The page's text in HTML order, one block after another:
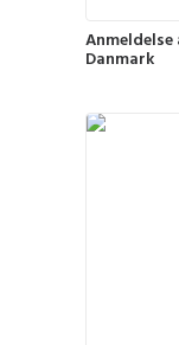
Anmeldelse
Danmark